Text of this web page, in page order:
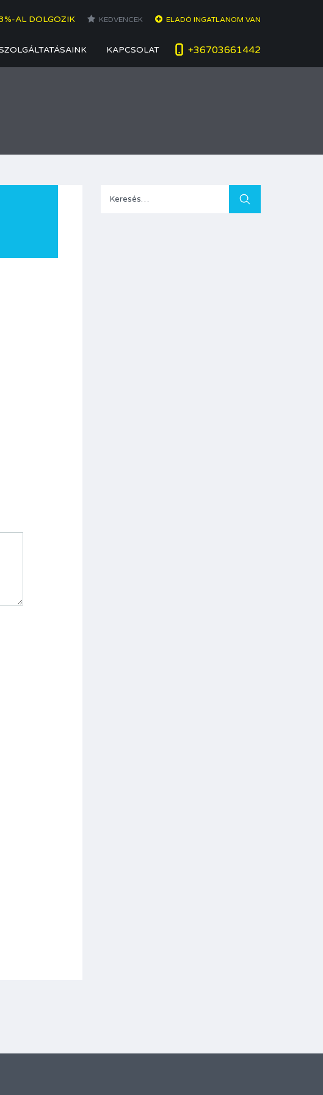
AL DOLGOZIK KEDVENCEK ELADÓ INGATLANOM VAN
+36703661442
KAPCSOLAT
Keresés: